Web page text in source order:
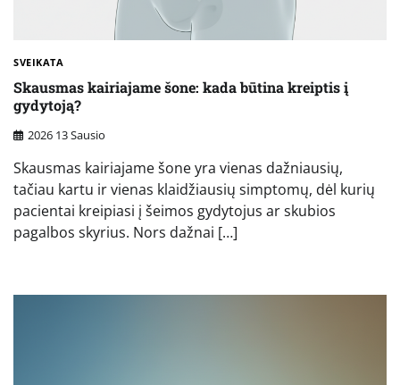
SVEIKATA
Skausmas kairiajame šone: kada būtina kreiptis į
gydytoją?
2026 13 Sausio
Skausmas kairiajame šone yra vienas dažniausių,
tačiau kartu ir vienas klaidžiausių simptomų, dėl kurių
pacientai kreipiasi į šeimos gydytojus ar skubios
pagalbos skyrius. Nors dažnai […]